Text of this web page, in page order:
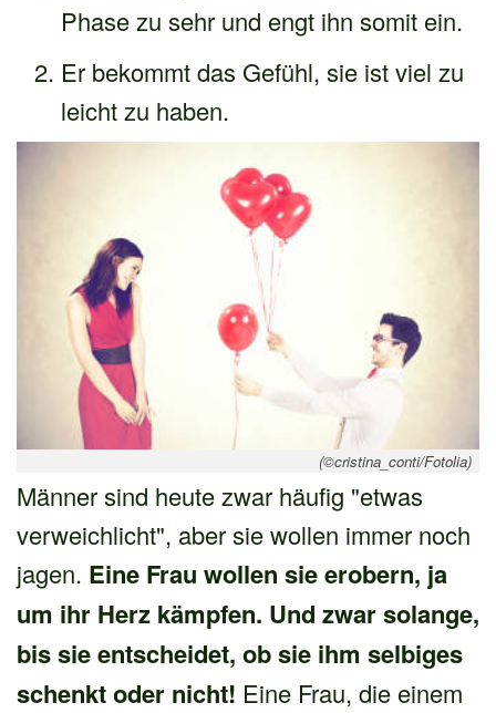
Phase zu sehr und engt ihn somit ein.
Er bekommt das Gefühl, sie ist viel zu
leicht zu haben.
(©cristina_conti/Fotolia)
Männer sind heute zwar häufig "etwas
verweichlicht", aber sie wollen immer noch
jagen. Eine Frau wollen sie erobern, ja
um ihr Herz kämpfen. Und zwar solange,
bis sie entscheidet, ob sie ihm selbiges
schenkt oder nicht! Eine Frau, die einem